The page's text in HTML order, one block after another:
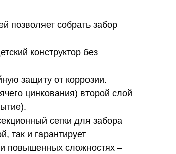
позволяет собрать забор
конструктор без
защиту от коррозии.
цинкования) второй слой
сетки для забора
так и гарантирует
повышенных сложностях –